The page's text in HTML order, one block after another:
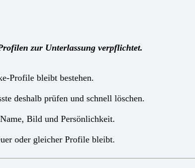
zur Unterlassung verpflichtet.
Profile bleibt bestehen.
deshalb prüfen und schnell löschen.
Bild und Persönlichkeit.
oder gleicher Profile bleibt.